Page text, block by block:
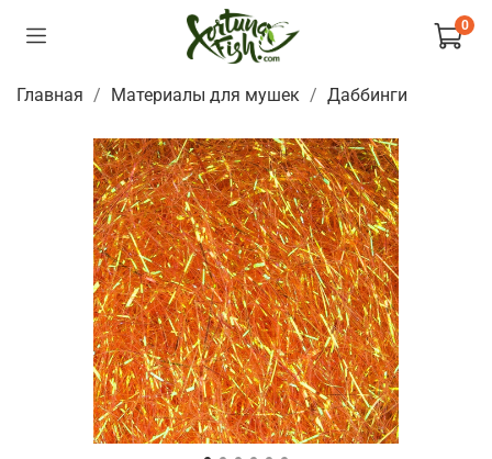
0
Главная Материалы для мушек Даббинги